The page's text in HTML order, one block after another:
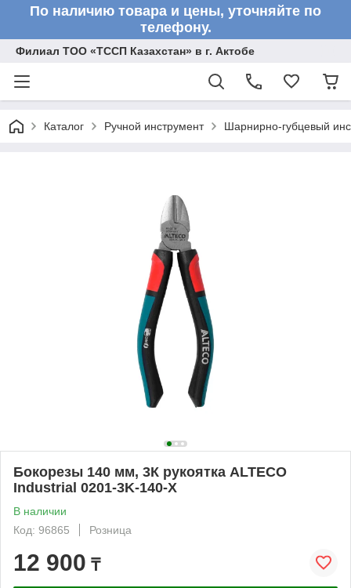
По наличию товара и цены, уточняйте по
телефону.
Филиал ТОО «ТССП Казахстан» в г. Актобе
Каталог Ручной инструмент Шарнирно-губцевый
Бокорезы 140 мм, 3К рукоятка ALTECO
Industrial 0201-3K-140-X
В наличии
Код: 96865
Розница
12 900 ₸